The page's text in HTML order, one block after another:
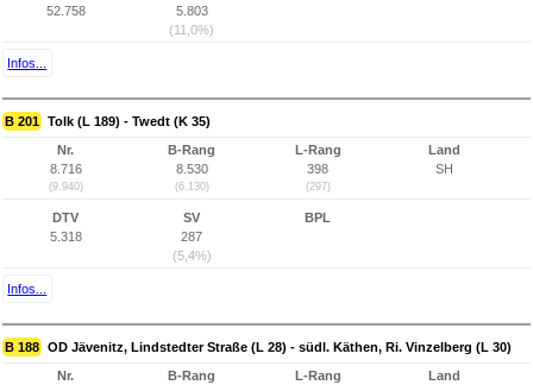
52.758
5.803
(11,0%)
Infos...
B 201 Tolk (L 189) - Twedt (K 35)
Nr.
8.716
(9.940)
B-Rang
8.530
(6.130)
L-Rang
398
(297)
Land
SH
DTV
5.318
SV
287
(5,4%)
BPL
Infos...
B 188 OD Jävenitz, Lindstedter Straße (L 28) - südl. Käthen, Ri. Vinzelberg (L 30)
Nr.
B-Rang
L-Rang
Land